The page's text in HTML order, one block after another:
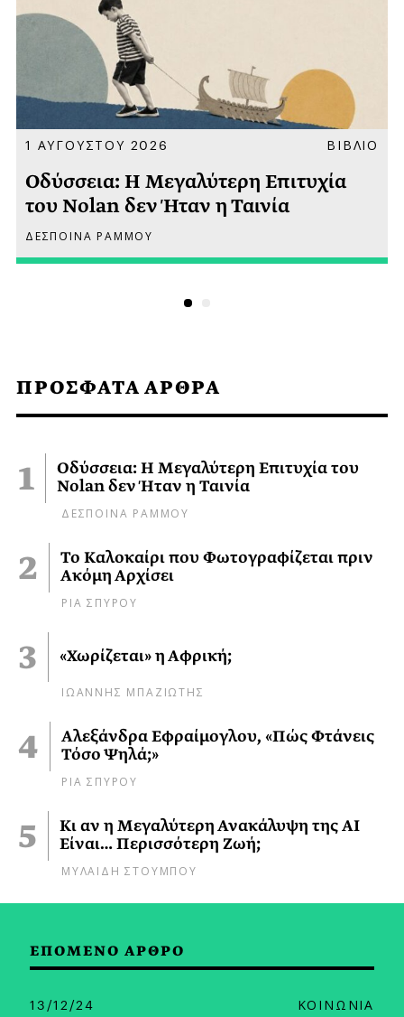
ΠΡΟΣΦΑΤΑ ΑΡΘΡΑ
Οδύσσεια: Η Μεγαλύτερη Επιτυχία του
Nolan δεν Ήταν η Ταινία
ΔΕΣΠΟΙΝΑ ΡΑΜΜΟΥ
Το Καλοκαίρι που Φωτογραφίζεται πριν
Ακόμη Αρχίσει
ΡΙΑ ΣΠΥΡΟΥ
«Χωρίζεται» η Αφρική;
ΙΩΑΝΝΗΣ ΜΠΑΖΙΩΤΗΣ
Αλεξάνδρα Εφραίμογλου, «Πώς Φτάνεις
Τόσο Ψηλά;»
ΡΙΑ ΣΠΥΡΟΥ
Κι αν η Μεγαλύτερη Ανακάλυψη της AI
Είναι… Περισσότερη Ζωή;
ΜΥΛΑΙΔΗ ΣΤΟΥΜΠΟΥ
1 ΑΥΓΟΥΣΤΟΥ 2026 ΒΙΒΛΙΟ
Οδύσσεια: Η Μεγαλύτερη Επιτυχία
του Nolan δεν Ήταν η Ταινία
ΔΕΣΠΟΙΝΑ ΡΑΜΜΟΥ
ΕΠΟΜΕΝΟ ΑΡΘΡΟ
13/12/24 ΚΟΙΝΩΝΙΑ